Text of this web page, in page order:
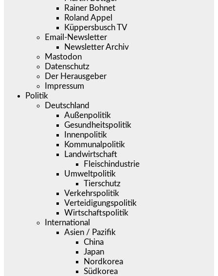
Rainer Bohnet
Roland Appel
Küppersbusch TV
Email-Newsletter
Newsletter Archiv
Mastodon
Datenschutz
Der Herausgeber
Impressum
Politik
Deutschland
Außenpolitik
Gesundheitspolitik
Innenpolitik
Kommunalpolitik
Landwirtschaft
Fleischindustrie
Umweltpolitik
Tierschutz
Verkehrspolitik
Verteidigungspolitik
Wirtschaftspolitik
International
Asien / Pazifik
China
Japan
Nordkorea
Südkorea